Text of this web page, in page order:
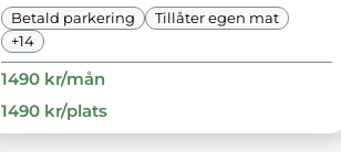
Betald parkering
Tillåter egen mat
+14
1490 kr/mån
1490 kr/plats